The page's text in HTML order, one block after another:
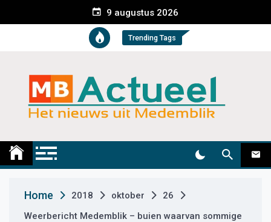
e
t
9 augustus 2026
Trending Tags
Medemblik Actueel
Home 2018 oktober
26
Weerbericht Medemblik – buien waarvan sommige